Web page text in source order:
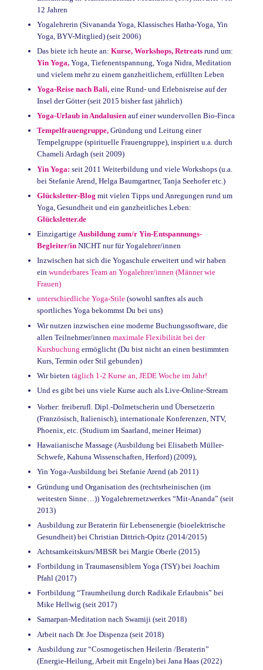
12 Jahren
Yogalehrerin (Sivananda Yoga, Klassisches Hatha-Yoga, Yin
Yoga, BYV-Mitglied) (seit 2006)
Das biete ich heute an: Kurse, Workshops, Retreatsrund um:
Yin Yoga,Yoga, Tiefenentspannung, Yoga Nidra, Meditation
und vielem mehr zu einem ganzheitlichem, erfüllten Leben
Yoga-Reise nach Bali,eine Rund- und Erlebnisreise auf der
Insel der Götter (seit 2015 bisher fast jährlich)
Yoga-Urlaub in Andalusienauf einer wundervollen Bio-Finca
Tempelfrauengruppe,Gründung und Leitung einer
Tempelgruppe (spirituelle Frauengruppe), inspiriert u.a. durch
Chameli Ardagh (seit 2009)
Yin Yoga: seit 2011 Weiterbildung und viele Workshops (u.a.
bei Stefanie Arend, Helga Baumgartner, Tanja Seehofer etc.)
Glücksletter-Blog mit vielen Tipps und Anregungen rund um
Yoga, Gesundheit und ein ganzheitliches Leben:
Glücksletter.de
Einzigartige Ausbildung zum/r Yin-Entspannungs-
Begleiter/inNICHT nur für Yogalehrer/innen
Inzwischen hat sich die Yogaschule erweitert und wir haben
einwunderbares Team an Yogalehrer/innen (Männer wie
Frauen)
unterschiedliche Yoga-Stile(sowohl sanftes als auch
sportliches Yoga bekommst Du bei uns)
Wir nutzen inzwischen eine moderne Buchungssoftware, die
allen Teilnehmer/innen maximale Flexibilität bei der
Kursbuchung ermöglicht (Du bist nicht an einen bestimmten
Kurs, Termin oder Stil gebunden)
Wir bieten täglich 1-2 Kurse an, JEDE Woche im Jahr!
Und es gibt bei uns viele Kurse auch als Live-Online-Stream
Vorher: freiberufl. Dipl.-Dolmetscherin und Übersetzerin
(Französisch, Italienisch), internationale Konferenzen, NTV,
Phoenix, etc. (Studium im Saarland, meiner Heimat)
Hawaiianische Massage (Ausbildung bei Elisabeth Müller-
Schwefe, Kahuna Wissenschaften, Herford) (2009),
Yin Yoga-Ausbildung bei Stefanie Arend (ab 2011)
Gründung und Organisation des (rechtsrheinischen (im
weitesten Sinne…)) Yogalehrernetzwerkes “Mit-Ananda” (seit
2013)
Ausbildung zur Beraterin für Lebensenergie (bioelektrische
Gesundheit) bei Christian Dittrich-Opitz (2014/2015)
Achtsamkeitskurs/MBSR bei Margie Oberle (2015)
Fortbildung in Traumasensiblem Yoga (TSY) bei Joachim
Pfahl (2017)
Fortbildung “Traumheilung durch Radikale Erlaubnis” bei
Mike Hellwig (seit 2017)
Samarpan-Meditation nach Swamiji (seit 2018)
Arbeit nach Dr. Joe Dispenza (seit 2018)
Ausbildung zur “Cosmogetischen Heilerin /Beraterin”
(Energie-Heilung, Arbeit mit Engeln) bei Jana Haas (2022)